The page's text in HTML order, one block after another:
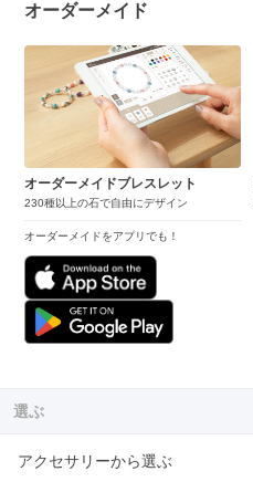
オーダーメイド
オーダーメイドブレスレット
230種以上の石で自由にデザイン
オーダーメイドをアプリでも！
選ぶ
アクセサリーから選ぶ